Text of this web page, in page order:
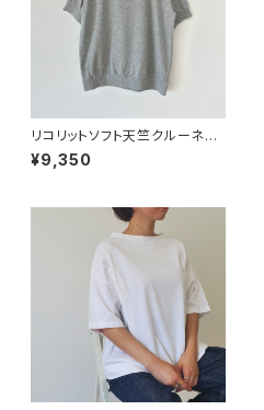
リコリットソフト天竺クルーネッ
クプルオーバー【43206】
¥9,350